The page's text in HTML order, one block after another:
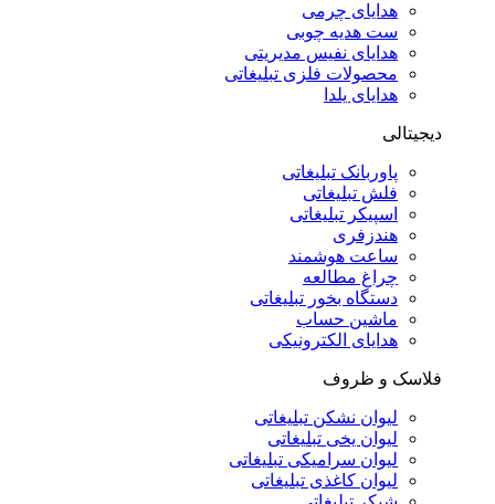
هدایای چرمی
ست هدیه چوبی
هدایای نفیس مدیریتی
محصولات فلزی تبلیغاتی
هدایای یلدا
دیجیتالی
پاوربانک تبلیغاتی
فلش تبلیغاتی
اسپیکر تبلیغاتی
هندزفری
ساعت هوشمند
چراغ مطالعه
دستگاه بخور تبلیغاتی
ماشین حساب
هدایای الکترونیکی
فلاسک و ظروف
لیوان نشکن تبلیغاتی
لیوان یخی تبلیغاتی
لیوان سرامیکی تبلیغاتی
لیوان کاغذی تبلیغاتی